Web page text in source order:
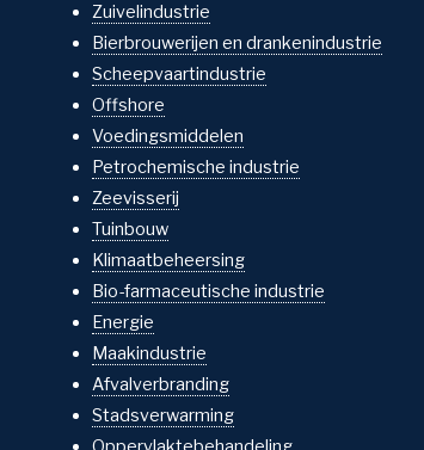
Zuivelindustrie
Bierbrouwerijen en drankenindustrie
Scheepvaartindustrie
Offshore
Voedingsmiddelen
Petrochemische industrie
Zeevisserij
Tuinbouw
Klimaatbeheersing
Bio-farmaceutische industrie
Energie
Maakindustrie
Afvalverbranding
Stadsverwarming